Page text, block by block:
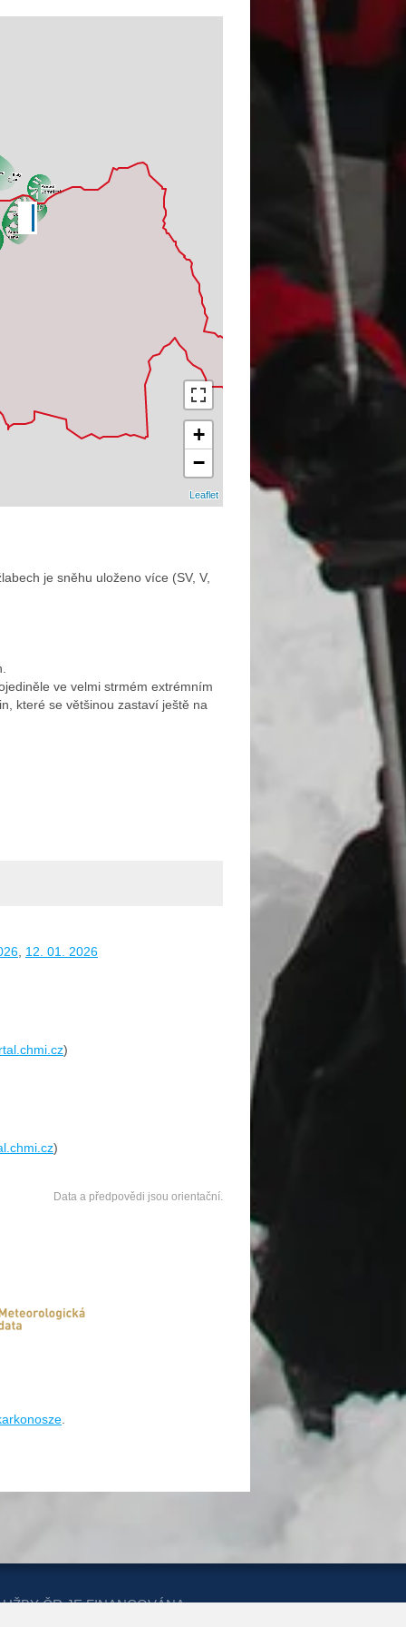
+
−
Leaflet
je sněhu uloženo více (SV, V,
ve velmi strmém extrémním
které se většinou zastaví ještě na
12. 01. 2026
)
)
Data a předpovědi jsou orientační.
ČR JE FINANCOVÁNA